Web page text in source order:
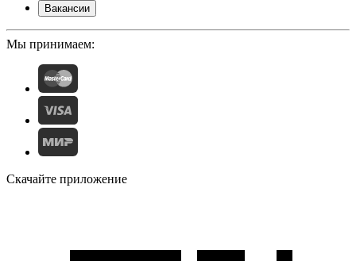
Вакансии
Мы принимаем:
Скачайте приложение